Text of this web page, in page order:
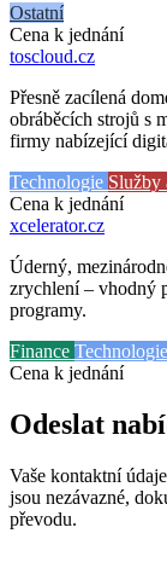
Ostatní
Cena k jednání
toscloud.cz
Přesně zacílená
obráběcích strojů s
firmy nabízející
Technologie Služby
Cena k jednání
xcelerator.cz
Úderný,
zrychlení – vhodný
programy.
Finance Technologie
Cena k jednání
Odeslat
Vaše kontaktní
jsou nezávazné,
převodu.